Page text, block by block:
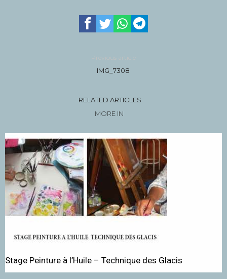
Previous article
IMG_7308
RELATED ARTICLES
MORE IN
Stage Peinture à l’Huile – Technique des Glacis